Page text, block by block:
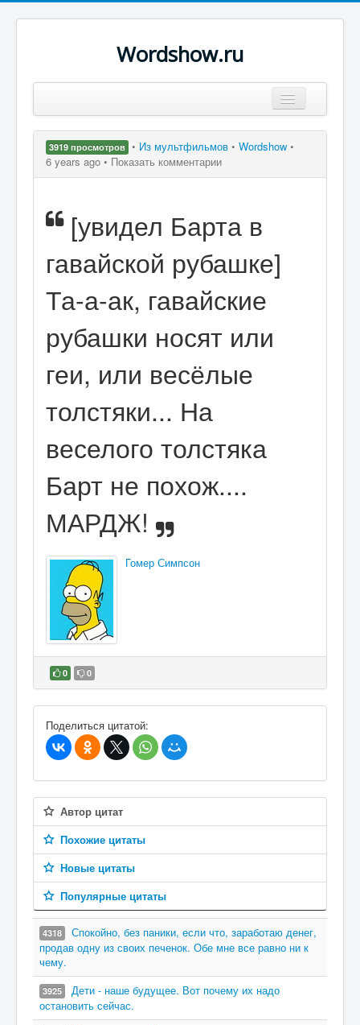
Wordshow.ru
Популярные цитаты
Поиск
3919 просмотров • Из мультфильмов • Wordshow •
6 years ago • Показать комментарии
[увидел Барта в
гавайской рубашке]
Та-а-ак, гавайские
рубашки носят или
геи, или весёлые
толстяки... На
веселого толстяка
Барт не похож....
МАРДЖ!
Гомер Симпсон
0 0
В избранное
Поделиться цитатой:
Автор цитат
Похожие цитаты
Новые цитаты
Популярные цитаты
4318
Спокойно, без паники, если что, заработаю денег,
продав одну из своих печенок. Обе мне все равно ни к
чему.
3925
Дети - наше будущее. Вот почему их надо
остановить сейчас.